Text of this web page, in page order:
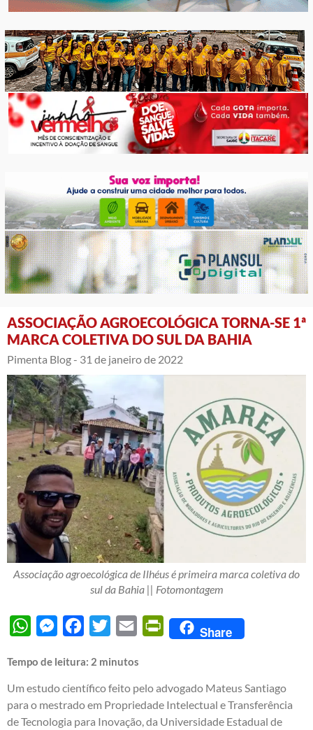
ASSOCIAÇÃO AGROECOLÓGICA TORNA-SE 1ª
MARCA COLETIVA DO SUL DA BAHIA
Pimenta Blog - 31 de janeiro de 2022
Associação agroecológica de Ilhéus é primeira marca coletiva do
sul da Bahia || Fotomontagem
WhatsAppMessengerFacebook
Twitter Email PrintFriendly
Share
Tempo de leitura: 2 minutos
Um estudo científico feito pelo advogado Mateus Santiago
para o mestrado em Propriedade Intelectual e Transferência
de Tecnologia para Inovação, da Universidade Estadual de